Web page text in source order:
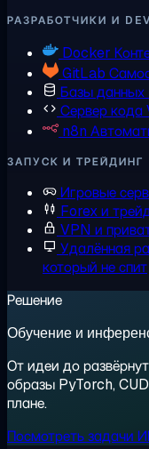
РАЗРАБОТЧИКИ И
Docker
GitLab
Базы данных
Сервер кода
n8n
ЗАПУСК И ТРЕЙДИНГ
Игровые
Forex и
VPN и
Удалённая
который не спит
Решение
Обучение и
От идеи до
образы PyTorch,
плане.
Посмотреть задачи